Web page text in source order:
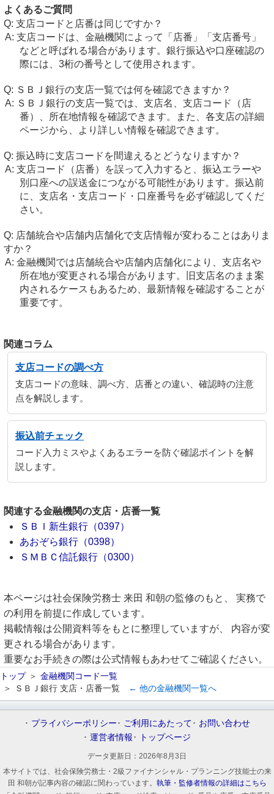
よくあるご質問
支店コードと店番は同じですか？
支店コードは、金融機関によって「店番」「支店番号」
などと呼ばれる場合があります。銀行振込や口座確認の
際には、3桁の番号として使用されます。
ＳＢＪ銀行の支店一覧では何を確認できますか？
ＳＢＪ銀行の支店一覧では、支店名、支店コード（店
番）、所在地情報を確認できます。また、各支店の詳細
ページから、より詳しい情報を確認できます。
振込時に支店コードを間違えるとどうなりますか？
支店コード（店番）を誤って入力すると、振込エラーや
別口座への誤送金につながる可能性があります。振込前
に、支店名・支店コード・口座番号を必ず確認してくだ
さい。
店舗統合や店舗内店舗化で支店情報が変わることはありま
すか？
金融機関では店舗統合や店舗内店舗化により、支店名や
所在地が変更される場合があります。旧支店名のまま案
内されるケースもあるため、最新情報を確認することが
重要です。
関連コラム
支店コードの調べ方
支店コードの意味、調べ方、店番との違い、確認時の注意
点を解説します。
振込前チェック
コード入力ミスやよくあるエラーを防ぐ確認ポイントを解
説します。
関連する金融機関の支店・店番一覧
ＳＢＩ新生銀行（0397）
あおぞら銀行（0398）
ＳＭＢＣ信託銀行（0300）
本ページは社会保険労務士 来田 和朝の監修のもと、 実務で
の利用を前提に作成しています。
掲載情報は公開資料等をもとに整理していますが、 内容が変
更される場合があります。
重要なお手続きの際は公式情報もあわせてご確認ください。
トップ
金融機関コード一覧
ＳＢＪ銀行 支店・店番一覧
← 他の金融機関一覧へ
プライバシーポリシー ご利用にあたって
お問い合わせ
運営者情報
トップページ
データ更新日： 2026年8月3日
本サイトでは、社会保険労務士・2級ファイナンシャル・プランニング技能士の来
田 和朝が記事内容の確認に関わっています。 執筆・監修者情報の詳細はこちら